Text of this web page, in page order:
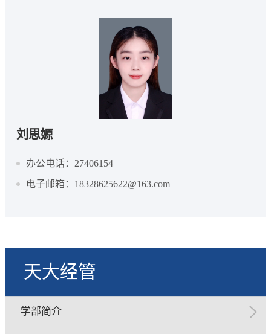
刘思嫄
办公电话：27406154
电子邮箱：18328625622@163.com
天大经管
学部简介